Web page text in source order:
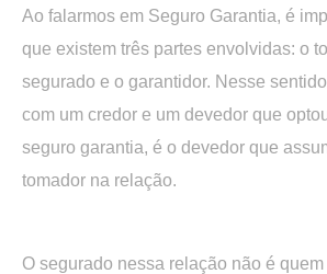
Ao falarmos em Seguro Garantia, é
que existem três partes envolvidas: o
segurado e o garantidor. Nesse
com um credor e um devedor que
seguro garantia, é o devedor que
tomador na relação.
O segurado nessa relação não é